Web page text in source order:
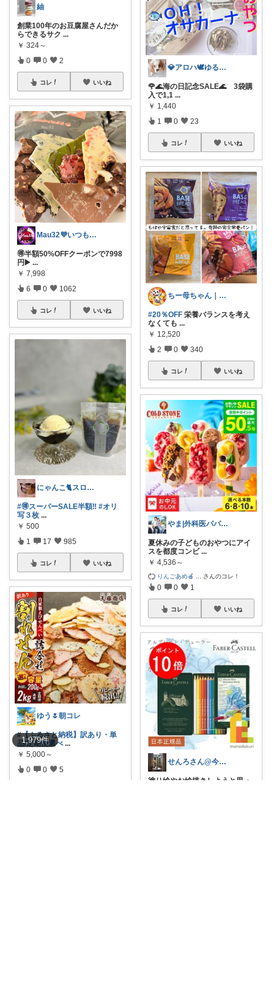
1,979件
紬
創業100年のお豆腐屋さんだか
らできるサク ...
￥ 324～
0 0 2
コレ いいね
Mau32💜いつも有難うございます😊
🉐半額50%OFFクーポンで7998
円▶️ ...
￥ 7,998
6 0 1062
コレ いいね
にゃんこ🐈スローです🐢💦
#🉐スーパーSALE半額‼️ #オリ
写３枚 ...
￥ 500
1 17 985
コレ いいね
ゆう🌷朝コレ
#【ふるさと納税】訳あり・単
品/定期便選べ ...
￥ 5,000～
0 0 5
💎アロハ🕊️ゆる身体に優し🔥勝3倍
🌹🌊海の日記念SALE🌊 3袋購
入で1,1 ...
￥ 1,440
1 0 23
コレ いいね
ちー母ちゃん｜食べて泳いで記録中
#20％OFF 栄養バランスを考え
なくても ...
￥ 12,520
2 0 340
コレ いいね
やま|外科医パパ、看護師ママ、娘
夏休みの子どものおやつにアイ
スを都度コンビ ...
￥ 4,536～
りんごあめ🍎 さんのコレ！
0 0 1
コレ いいね
せんろさん@今日を甘やかす✨
塗り絵やお絵描きしようと思っ